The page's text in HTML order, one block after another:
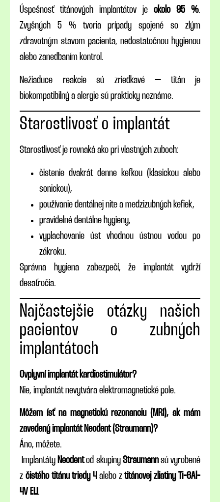
Úspešnosť titánových implantátov je okolo 95 %.
Zvyšných 5 % tvoria prípady spojené so zlým
zdravotným stavom pacienta, nedostatočnou hygienou
alebo zanedbaním kontrol.
Nežiaduce reakcie sú zriedkavé – titán je
biokompatibilný a alergie sú prakticky neznáme.
Starostlivosť o implantát
Starostlivosť je rovnaká ako pri vlastných zuboch:
čistenie dvakrát denne kefkou (klasickou alebo
sonickou),
používanie dentálnej nite a medzizubných kefiek,
pravidelné dentálne hygieny,
vyplachovanie úst vhodnou ústnou vodou po
zákroku.
Správna hygiena zabezpečí, že implantát vydrží
desaťročia.
Najčastejšie otázky našich
pacientov o zubných
implantátoch
Ovplyvní implantát kardiostimulátor?
Nie, implantát nevytvára elektromagnetické pole.
Môžem ísť na magnetickú rezonanciu (MRI), ak mám
zavedený implantát Neodent (Straumann)?
Áno, môžete.
Implantáty Neodentod skupiny Straumannsú vyrobené
z čistého titánu triedy 4 alebo ztitánovej zliatiny Ti-6Al-
4V ELI.